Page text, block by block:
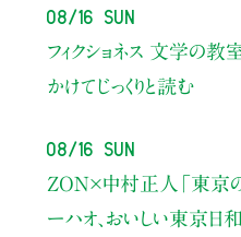
08/16 Sun
フィクショネス 文学の教
かけてじっくりと読む
08/16 Sun
ZON×中村正人 「東京
ーハオ、おいしい東京日和